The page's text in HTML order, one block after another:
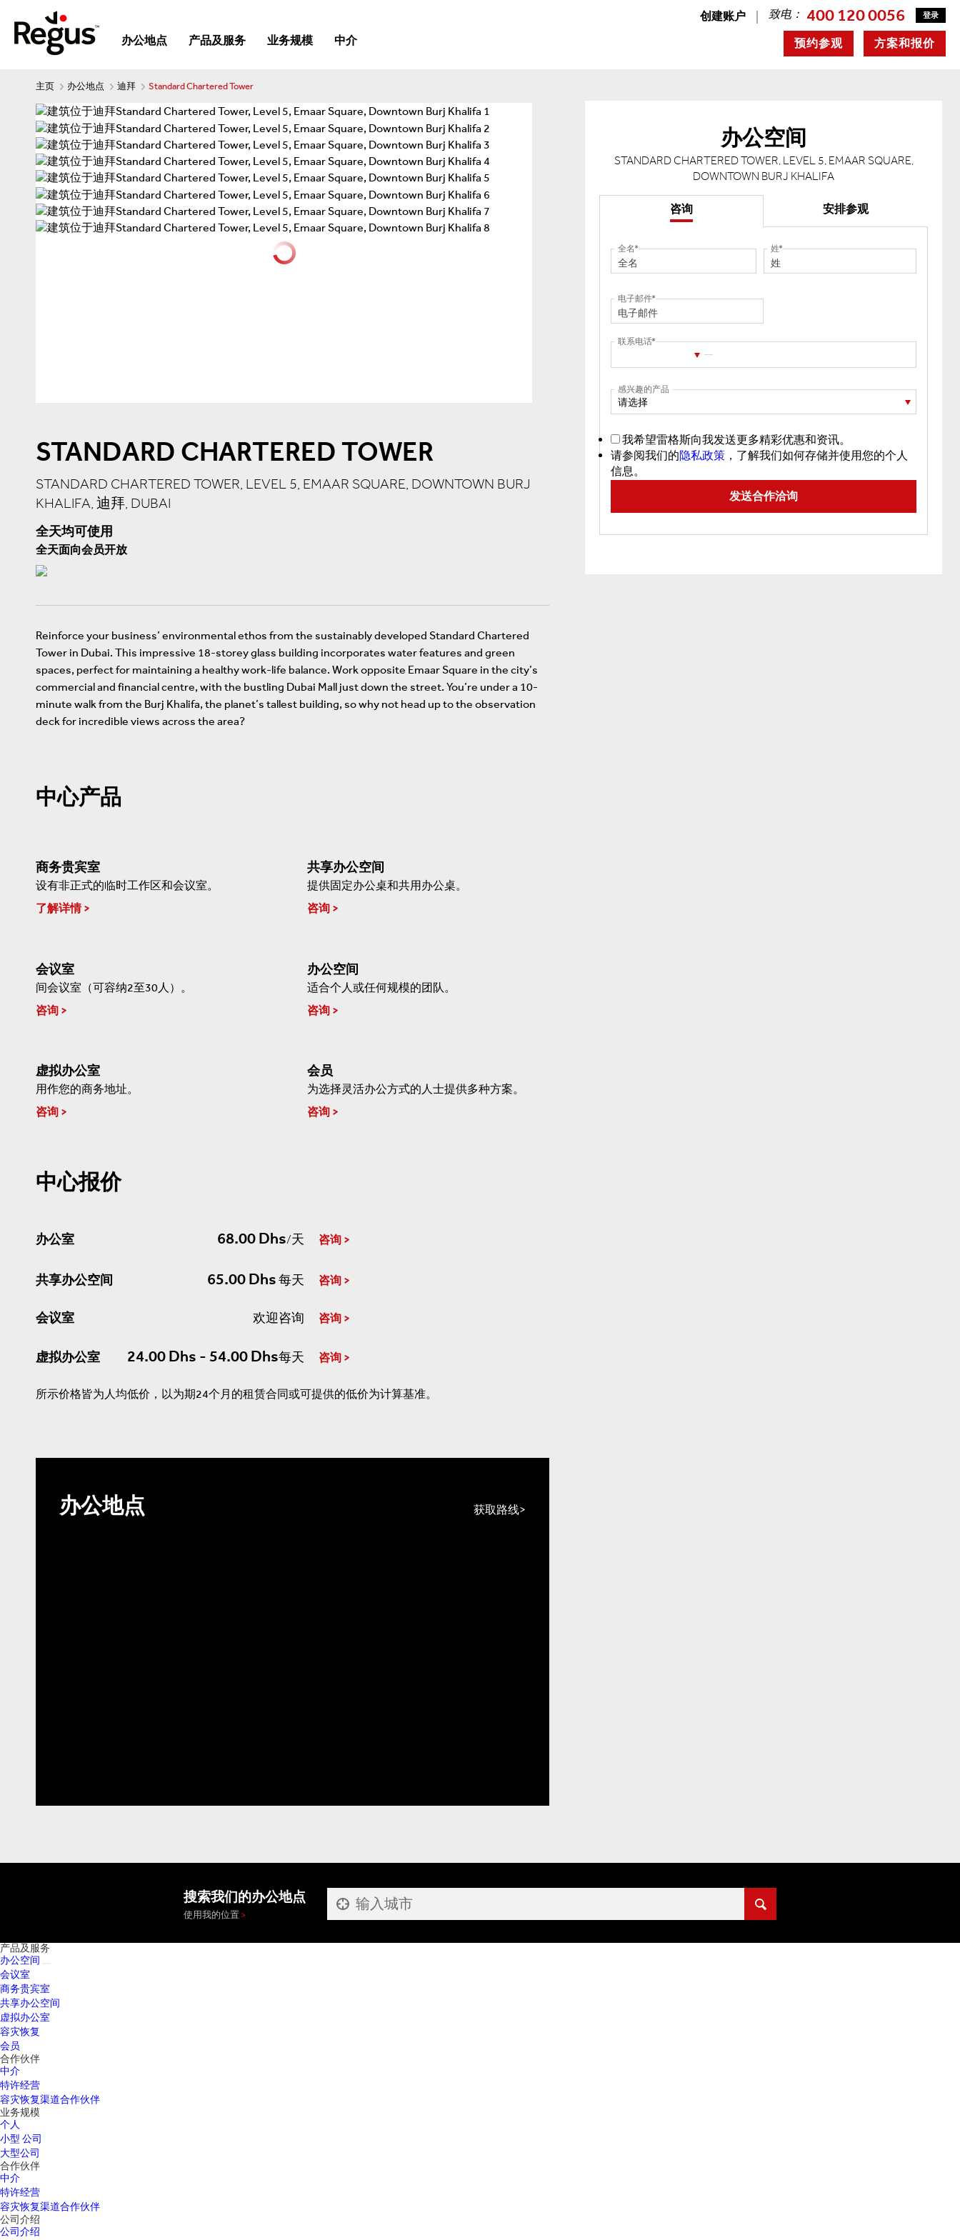
创建账户 致电： 400 120 0056 登录
方案和报价
预约参观
办公地点 产品及服务 业务规模 中介
主页 办公地点 迪拜 Standard Chartered Tower
STANDARD CHARTERED TOWER
STANDARD CHARTERED TOWER, LEVEL 5, EMAAR SQUARE, DOWNTOWN BURJ
KHALIFA, 迪拜, DUBAI
全天均可使用
全天面向会员开放
Reinforce your business’ environmental ethos from the sustainably developed Standard Chartered
Tower in Dubai. This impressive 18-storey glass building incorporates water features and green
spaces, perfect for maintaining a healthy work-life balance. Work opposite Emaar Square in the city’s
commercial and financial centre, with the bustling Dubai Mall just down the street. You’re under a 10-
minute walk from the Burj Khalifa, the planet’s tallest building, so why not head up to the observation
deck for incredible views across the area?
中心产品
商务贵宾室
设有非正式的临时工作区和会议室。
了解详情
共享办公空间
提供固定办公桌和共用办公桌。
咨询
会议室
间会议室（可容纳2至30人）。
咨询
办公空间
适合个人或任何规模的团队。
咨询
虚拟办公室
用作您的商务地址。
咨询
会员
为选择灵活办公方式的人士提供多种方案。
咨询
中心报价
办公室 68.00 Dhs/天 咨询
共享办公空间 65.00 Dhs每天 咨询
会议室 欢迎咨询 咨询
虚拟办公室 24.00 Dhs - 54.00 Dhs每天 咨询
所示价格皆为人均低价，以为期24个月的租赁合同或可提供的低价为计算基准。
办公地点 获取路线
办公空间
STANDARD CHARTERED TOWER, LEVEL 5, EMAAR SQUARE,
DOWNTOWN BURJ KHALIFA
咨询 安排参观
全名 姓
电子邮件
联系电话
感兴趣的产品
请选择
我希望雷格斯向我发送更多精彩优惠和资讯。
请参阅我们的隐私政策 ，了解我们如何存储并使用您的个人
信息。
搜索我们的办公地点
使用我的位置
产品及服务
办公空间
会议室
商务贵宾室
共享办公空间
虚拟办公室
容灾恢复
会员
合作伙伴
中介
特许经营
容灾恢复渠道合作伙伴
业务规模
个人
小型 公司
大型公司
合作伙伴
中介
特许经营
容灾恢复渠道合作伙伴
公司介绍
公司介绍